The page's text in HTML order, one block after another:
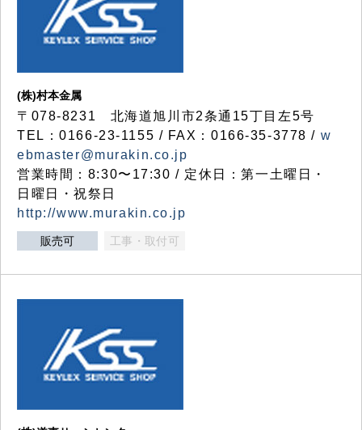
(株)村本金属
〒078-8231 北海道旭川市2条通15丁目左5号
TEL：0166-23-1155 / FAX：0166-35-3778 / w
ebmaster@murakin.co.jp
営業時間：8:30〜17:30 / 定休日：第一土曜日・
日曜日・祝祭日
http://www.murakin.co.jp
販売可 工事・取付可